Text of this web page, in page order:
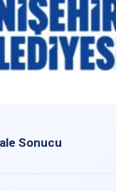
Sonucu